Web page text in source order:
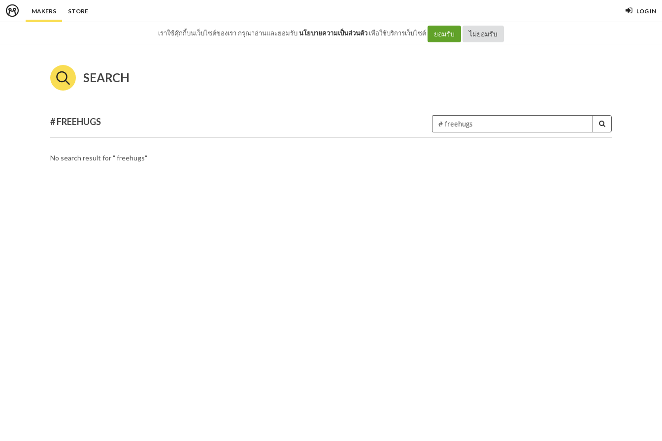
MAKERS STORE LOG IN
เราใช้คุ๊กกี้บนเว็บไซต์ของเรา กรุณาอ่านและยอมรับนโยบายความเป็นส่วนตัว เพื่อใช้บริการเว็บไซต์ ยอมรับ ไม่ยอมรับ
SEARCH
# FREEHUGS
No search result for " freehugs"